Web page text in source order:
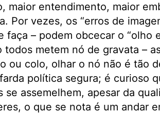
maior entendimento, maior
Por vezes, os “erros de
faça – podem obcecar o “olho
metem nó de gravata –
ou colo, olhar o nó não é tão
política segura; é curioso
assemelhem, apesar da
o que se nota é um andar